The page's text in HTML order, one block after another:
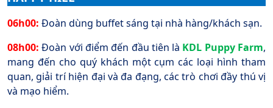
06h00: Đoàn dùng buffet sáng tại nhà hàng/khách sạn.
08h00:Đoàn với điểm đến đầu tiên là KDL Puppy Farm,
mang đến cho quý khách một cụm các loại hình tham
quan, giải trí hiện đại và đa đạng, các trò chơi đầy thú vị
và mạo hiểm.